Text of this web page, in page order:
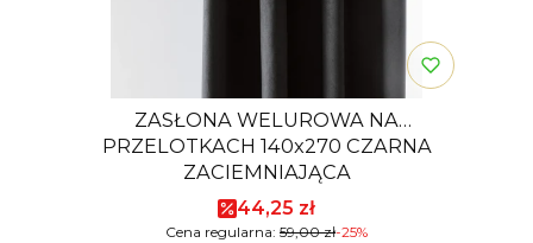
ZASŁONA WELUROWA NA
PRZELOTKACH 140x270 CZARNA
ZACIEMNIAJĄCA
Cena promocyjna
44,25 zł
Cena regularna: 59,00 zł-25%